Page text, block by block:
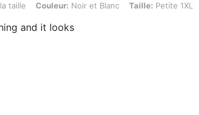
Couleur: Noir et Blanc, Taille: Petite 1XL
taille Couleur: Noir et Blanc Taille: Petite 1XL
and it looks